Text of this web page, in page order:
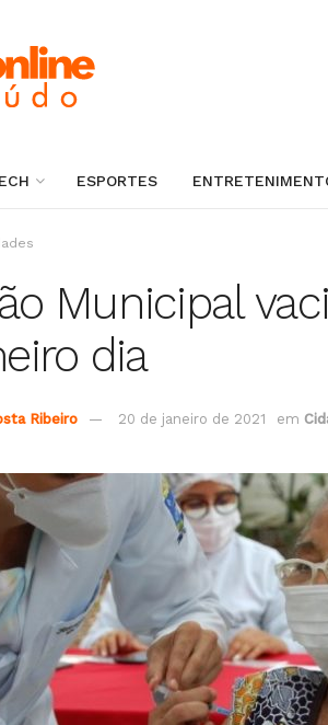
ESPORTES
Municipal
dia
Ribeiro 20 de janeiro de 2021 em